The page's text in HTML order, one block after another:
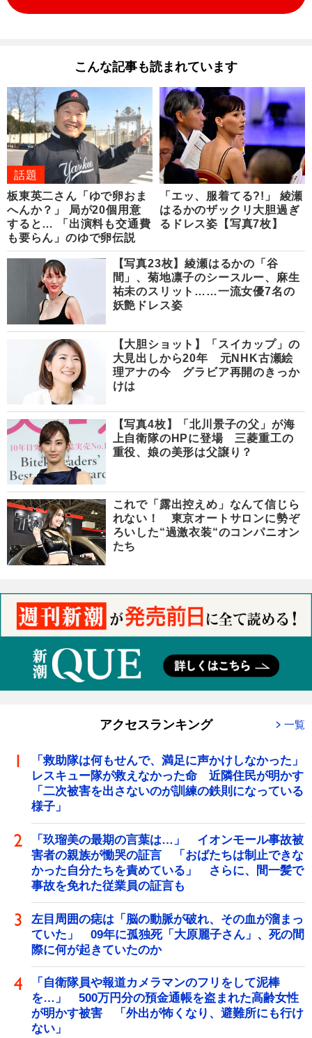
こんな記事も読まれています
話題
板東英二さん「ゆで卵おま
へんか？」 局が20個用意
すると… 「出演料も交通費
も要らん」のゆで卵伝説
「エッ、服着てる?!」 綾瀬
はるかのザックリ大胆過ぎ
るドレス姿【写真7枚】
【写真23枚】綾瀬はるかの「谷
間」、菊地凛子のシースルー、麻生
祐未のスリット……一流女優7名の
妖艶ドレス姿
【大胆ショット】「スイカップ」の
大見出しから20年 元NHK古瀬絵
理アナの今 グラビア再開のきっか
けは
【写真4枚】「北川景子の父」が海
上自衛隊のHPに登場 三菱重工の
重役、娘の美形は父譲り？
これで「露出控えめ」なんて信じら
れない！ 東京オートサロンに勢ぞ
ろいした“過激衣装“のコンパニオン
たち
アクセスランキング 一覧
「救助隊は何もせんで、満足に声かけしなかった」
レスキュー隊が救えなかった命 近隣住民が明かす
「二次被害を出さないのが訓練の鉄則になっている
様子」
「玖瑠美の最期の言葉は…」 イオンモール事故被
害者の親族が慟哭の証言 「おばたちは制止できな
かった自分たちを責めている」 さらに、間一髪で
事故を免れた従業員の証言も
左目周囲の痣は「脳の動脈が破れ、その血が溜まっ
ていた」 09年に孤独死「大原麗子さん」、死の間
際に何が起きていたのか
「自衛隊員や報道カメラマンのフリをして泥棒
を…」 500万円分の預金通帳を盗まれた高齢女性
が明かす被害 「外出が怖くなり、避難所にも行け
ない」